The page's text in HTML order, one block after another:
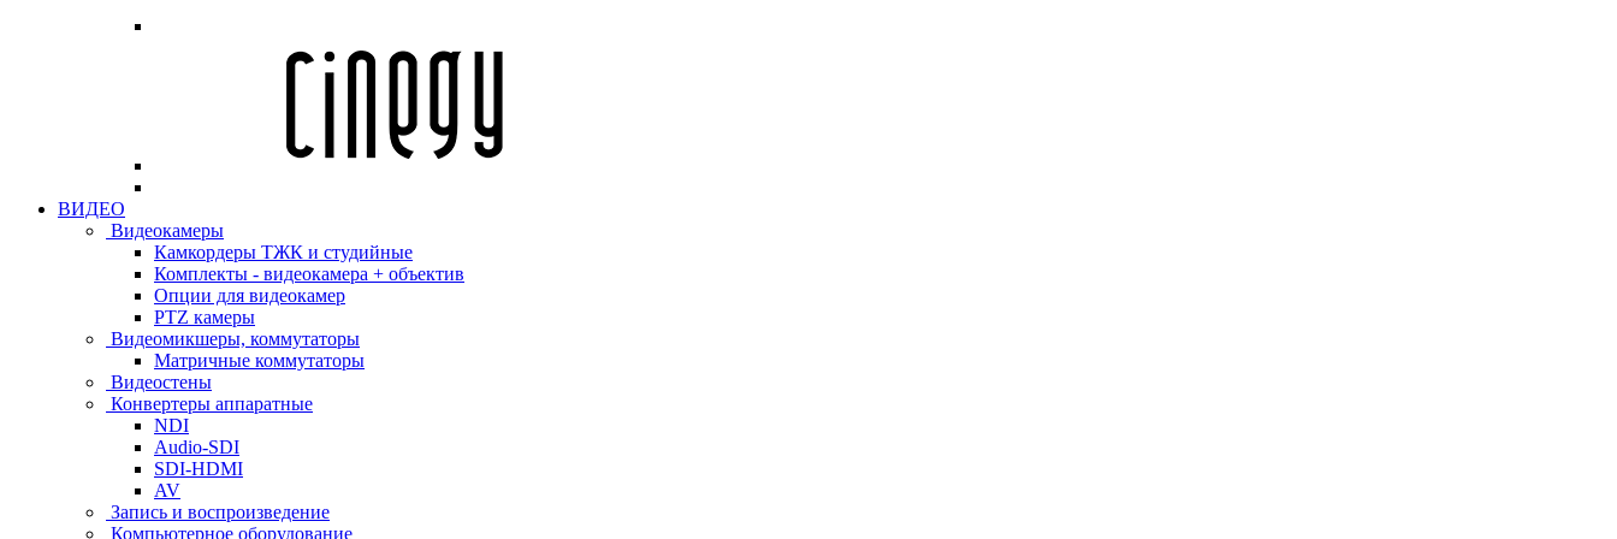
ВИДЕО
Видеокамеры
Камкордеры ТЖК и студийные
Комплекты - видеокамера + объектив
Опции для видеокамер
PTZ камеры
Видеомикшеры, коммутаторы
Матричные коммутаторы
Видеостены
Конвертеры аппаратные
NDI
Audio-SDI
SDI-HDMI
AV
Запись и воспроизведение
Компьютерное оборудование